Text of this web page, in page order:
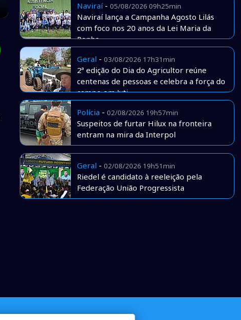
Naviraí- 05/08/2026 09h25min
Naviraí lança a Campanha Agosto Lilás
com foco nos 20 anos da Lei Maria da
Penha
Geral - 03/08/2026 17h31min
2ª edição do Dia do Agricultor reúne
centenas de pessoas e celebra a força do
campo em Juti
Polícia - 02/08/2026 19h57min
Suspeitos de furtar Hilux na fronteira
entram na mira da Interpol
Geral - 02/08/2026 19h51min
Riedel é candidato à reeleição pela
Federação União Progressista